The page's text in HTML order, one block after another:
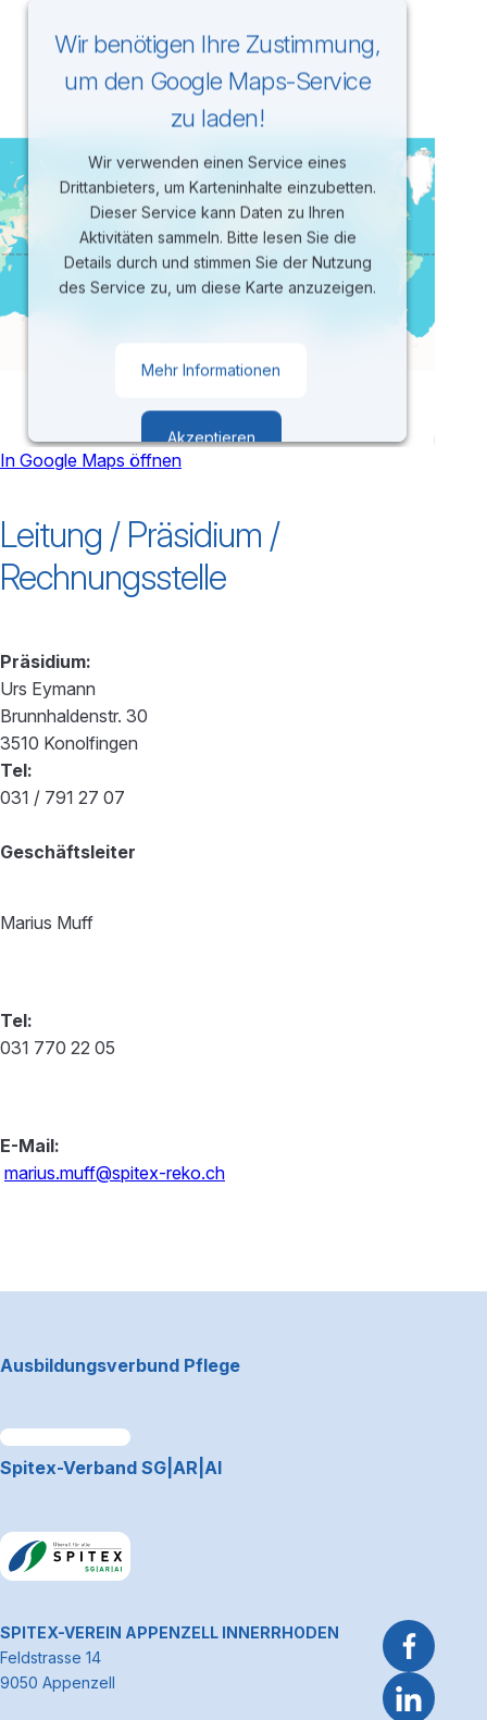
Wir benötigen Ihre Zustimmung,
um den Google Maps-Service
zu laden!
Wir verwenden einen Service eines
Drittanbieters, um Karteninhalte einzubetten.
Dieser Service kann Daten zu Ihren
Aktivitäten sammeln. Bitte lesen Sie die
Details durch und stimmen Sie der Nutzung
des Service zu, um diese Karte anzuzeigen.
Mehr Informationen
Akzeptieren
Management Platform
In Google Maps öffnen
Leitung / Präsidium /
Rechnungsstelle
Präsidium:
Urs Eymann
Brunnhaldenstr. 30
3510 Konolfingen
Tel:
031 / 791 27 07
Geschäftsleiter
Marius Muff
Tel:
031 770 22 05
E-Mail:
marius.muff@spitex-reko.ch
Ausbildungsverbund Pflege
Link zum Premiumpartner: Allianz
Spitex-Verband SG|AR|AI
~Kontaktinformationen
SPITEX-VEREIN APPENZELL INNERRHODEN
Feldstrasse 14
9050 Appenzell